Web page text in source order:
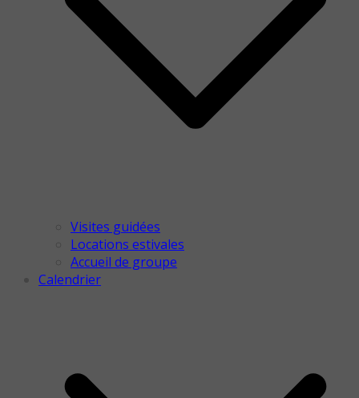
Visites guidées
Locations estivales
Accueil de groupe
Calendrier